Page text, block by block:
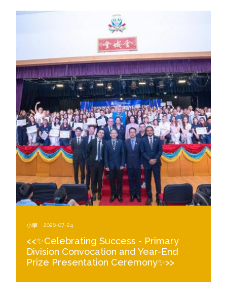
小學 2026-07-24
<<✨Celebrating Success - Primary
Division Convocation and Year-End
Prize Presentation Ceremony✨>>